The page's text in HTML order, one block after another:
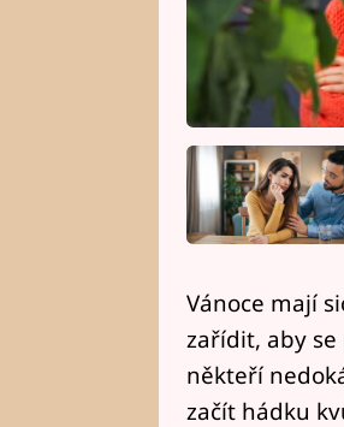
Vánoce mají
zařídit, aby
někteří
začít hádku